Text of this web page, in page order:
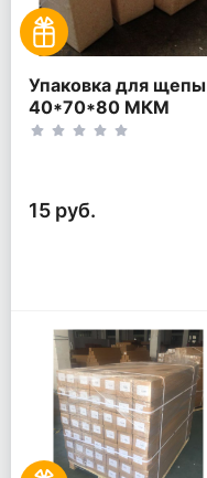
Упаковка для щепы
40*70*80 МКМ
15 руб.